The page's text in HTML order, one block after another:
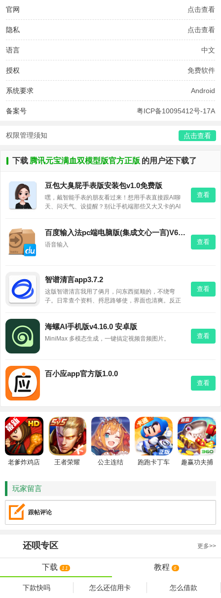
官网 点击查看
隐私 点击查看
语言 中文
授权 免费软件
系统要求 Android
备案号 粤ICP备10095412号-17A
权限管理须知 点击查看
下载 腾讯元宝满血双模型版官方正版 的用户还下载了
豆包大臭屁手表版安装包v1.0免费版
嘿，戴智能手表的朋友看过来！想用手表直接跟AI聊
天、问天气、设提醒？别让手机端那些又大又卡的AI
实用服务。最逗的是它自带“臭美”人设，跟手表互动特
有梗，拟人感
查看
百度输入法pc端电脑版(集成文心一言)V6.0.4.183windows官方版
语音输入 查看
智谱清言app3.7.2
这版智谱清言我用了俩月，问东西挺顺的，不绕弯
子。日常查个资料、捋思路够使，界面也清爽。反正
查看
海螺AI手机版v4.16.0 安卓版
MiniMax 多模态生成，一键搞定视频音频图片。 查看
百小应app官方版1.0.0
查看
老爹炸鸡店
王者荣耀 公主连结 跑跑卡丁车
趣赢功夫捕
玩家留言
跟帖评论
还呗专区 更多>>
下载 11 教程 6
下款快吗 怎么还信用卡 怎么借款